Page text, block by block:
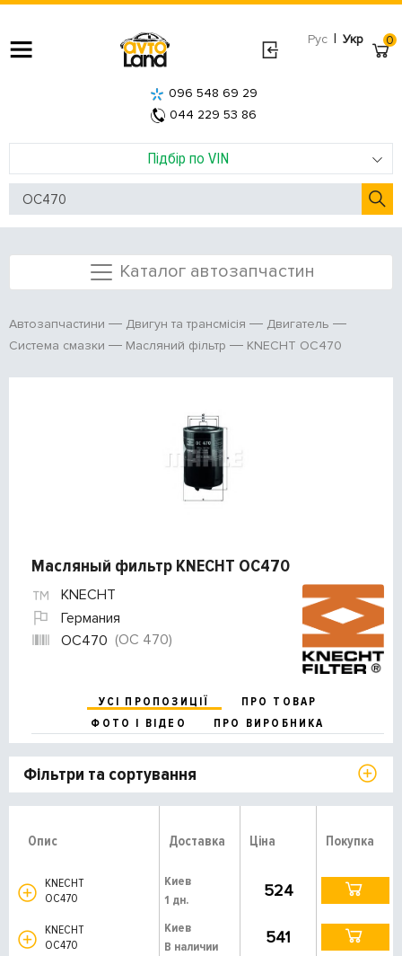
Рус | Укр
Підбір по VIN
096 548 69 29
044 229 53 86
0
Каталог автозапчастин
Автозапчастини Двигун та трансмісія
Двигатель
Система смазки
Масляний фільтр KNECHT OC470
Масляный фильтр KNECHT OC470
KNECHT
Германия
OC470 (OC 470)
УСІ ПРОПОЗИЦІЇ
ПРО ТОВАР
ФОТО І ВІДЕО
ПРО ВИРОБНИКА
Фільтри та сортування
Опис Доставка Ціна Покупка
KNECHT
OC470
Киев
1 дн.
524
KNECHT
OC470
Киев
В наличии
541